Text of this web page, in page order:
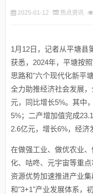
2025-01-12 热点资讯
1月12日，记者从平塘县
获悉，2024年，平塘按
思路和"六个现代化新平
全力助推经济社会发展
元，同比增长5%。其中
5%；二产增加值完成
2.6亿元，增长6%，经济
在做强工业、做优农业
化、咕咚、元宇宙等重
资源优势加速推进产业
和"3+1"产业发展体系，